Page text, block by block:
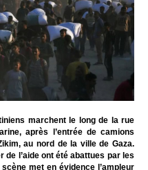
marchent le long de la rue
après l’entrée de camions
au nord de la ville de Gaza.
l’aide ont été abattues par les
met en évidence l’ampleur